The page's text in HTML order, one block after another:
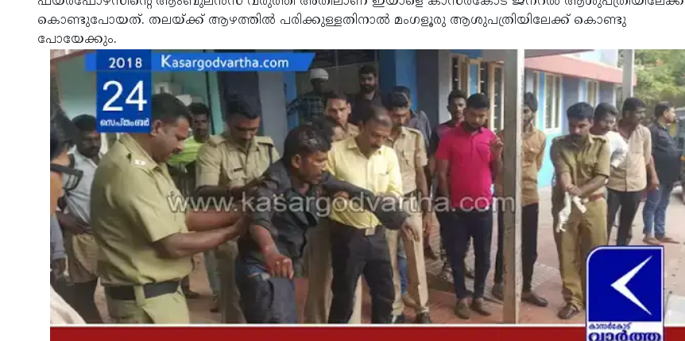
കൊണ്ടുപോയത്. തലയ്ക്ക് ആഴത്തില്‍ പരിക്കുള്ളതിനാല്‍ മംഗളൂരു ആശുപത്രിയിലേക്ക് കൊണ്ടു
പോയേക്കും.